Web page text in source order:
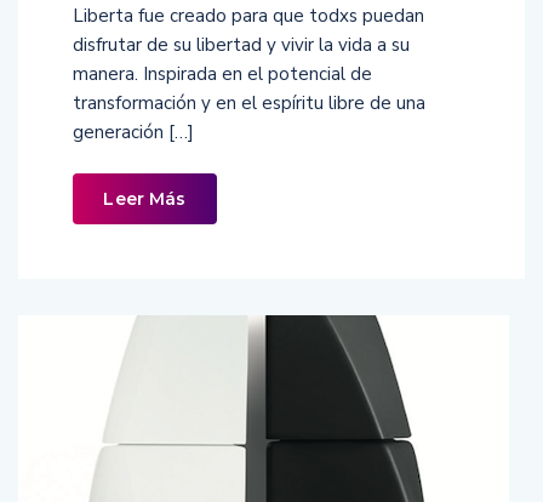
Liberta fue creado para que todxs puedan
disfrutar de su libertad y vivir la vida a su
manera. Inspirada en el potencial de
transformación y en el espíritu libre de una
generación […]
Leer Más